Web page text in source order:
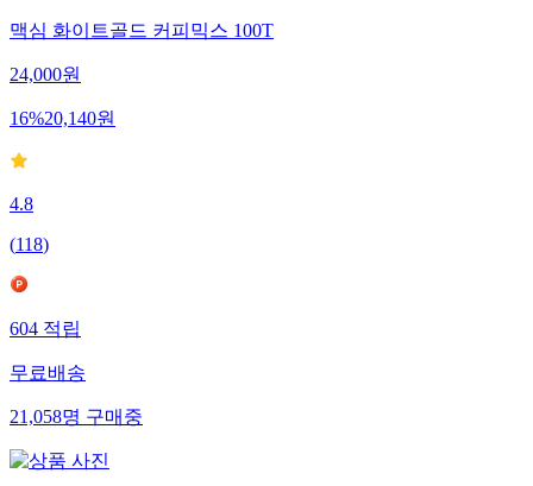
맥심 화이트골드 커피믹스 100T
24,000원
16%20,140원
4.8
(118)
604적립
무료배송
21,058명구매중